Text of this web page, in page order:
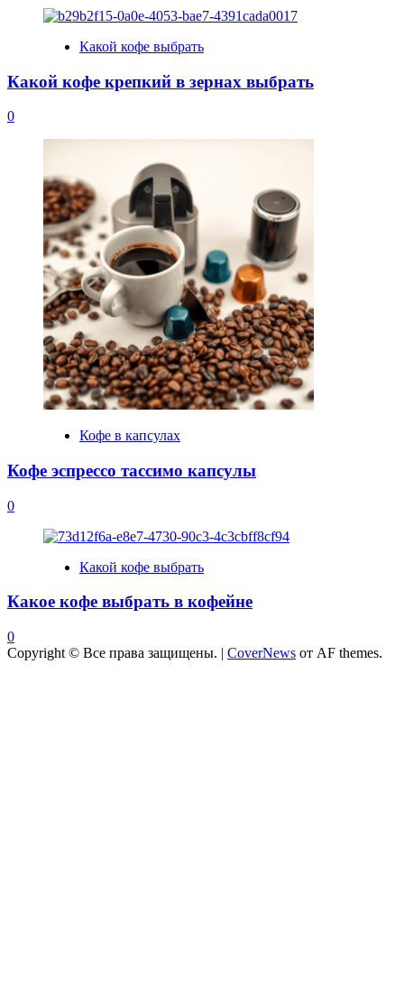
Какой кофе выбрать
Какой кофе крепкий в зернах выбрать
0
Кофе в капсулах
Кофе эспрессо тассимо капсулы
0
Какой кофе выбрать
Какое кофе выбрать в кофейне
0
Copyright © Все права защищены. | CoverNews от AF themes.